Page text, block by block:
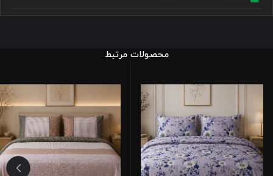
محصولات مرتبط